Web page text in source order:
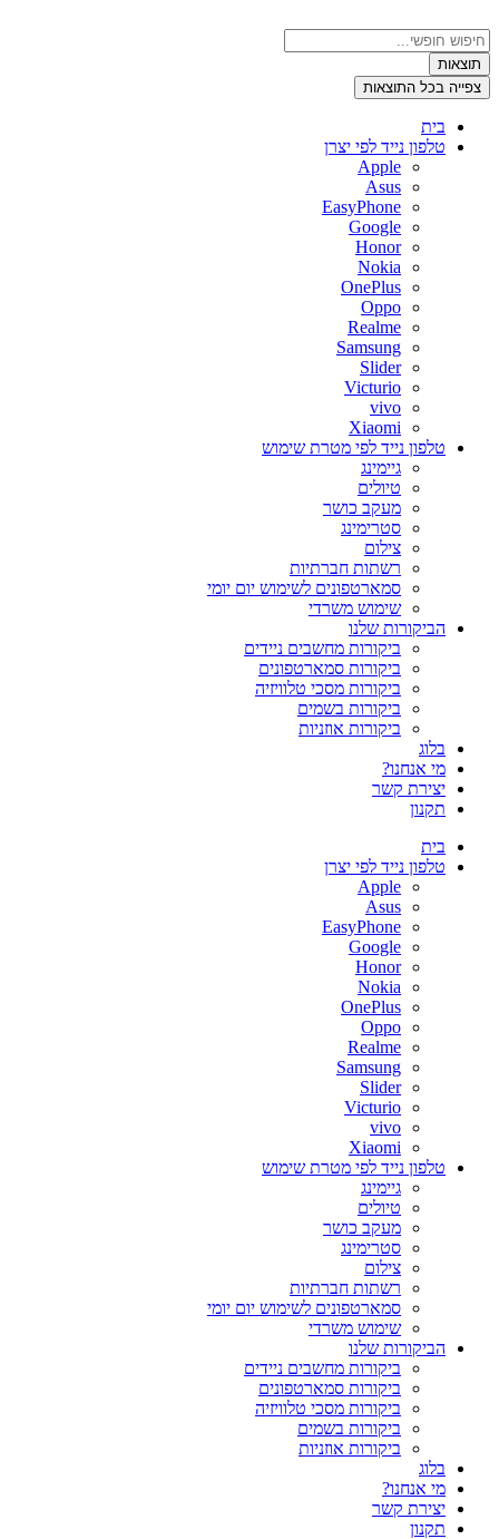
לתוכן
Search
...תוצאות
צפייה בכל התוצאות
בית
טלפון נייד לפי יצרן
Apple
Asus
EasyPhone
Google
Honor
Nokia
OnePlus
Oppo
Realme
Samsung
Slider
Victurio
vivo
Xiaomi
טלפון נייד לפי מטרת שימוש
גיימינג
טיולים
מעקב כושר
סטרימינג
צילום
רשתות חברתיות
סמארטפונים לשימוש יום יומי
שימוש משרדי
הביקורות שלנו
ביקורות מחשבים ניידים
ביקורות סמארטפונים
ביקורות מסכי טלוויזיה
ביקורות בשמים
ביקורות אוזניות
בלוג
מי אנחנו?
יצירת קשר
תקנון
בית
טלפון נייד לפי יצרן
Apple
Asus
EasyPhone
Google
Honor
Nokia
OnePlus
Oppo
Realme
Samsung
Slider
Victurio
vivo
Xiaomi
טלפון נייד לפי מטרת שימוש
גיימינג
טיולים
מעקב כושר
סטרימינג
צילום
רשתות חברתיות
סמארטפונים לשימוש יום יומי
שימוש משרדי
הביקורות שלנו
ביקורות מחשבים ניידים
ביקורות סמארטפונים
ביקורות מסכי טלוויזיה
ביקורות בשמים
ביקורות אוזניות
בלוג
מי אנחנו?
יצירת קשר
תקנון